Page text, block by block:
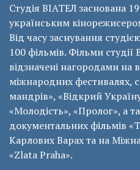
Студія ВІАТЕЛ заснована
українським
Від часу заснування
100 фільмів. Фільми студії
відзначені нагородами на
міжнародних фестивалях,
мандрів», «Відкрий
«Молодість», «Пролог», а
документальних фільмів
Карлових Варах та на
«Zlata Praha».